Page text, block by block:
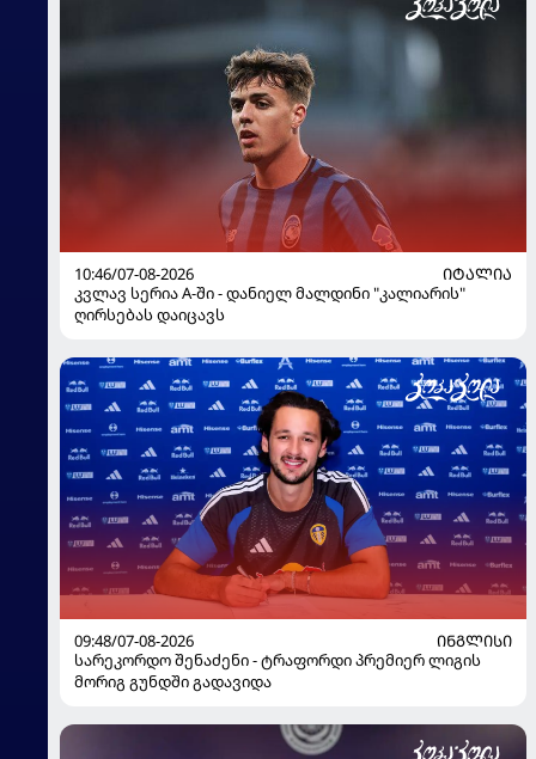
10:46/07-08-2026
ᲘᲢᲐᲚᲘᲐ
კვლავ სერია A-ში - დანიელ მალდინი "კალიარის"
ღირსებას დაიცავს
09:48/07-08-2026
ᲘᲜᲒᲚᲘᲡᲘ
სარეკორდო შენაძენი - ტრაფორდი პრემიერ ლიგის
მორიგ გუნდში გადავიდა